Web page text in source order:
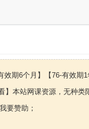
期6个月】【76-有效期1
】本站网课资源，无种类
要赞助；